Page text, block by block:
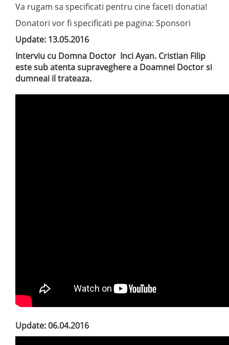
Va rugam sa specificati pentru cine faceti donatia!
Donatori vor fi specificati pe pagina: Sponsori
Update: 13.05.2016
Interviu cu Domna Doctor Inci Ayan. Cristian Filip
este sub atenta supraveghere a Doamnei Doctor si
dumneai il trateaza.
Update: 06.04.2016